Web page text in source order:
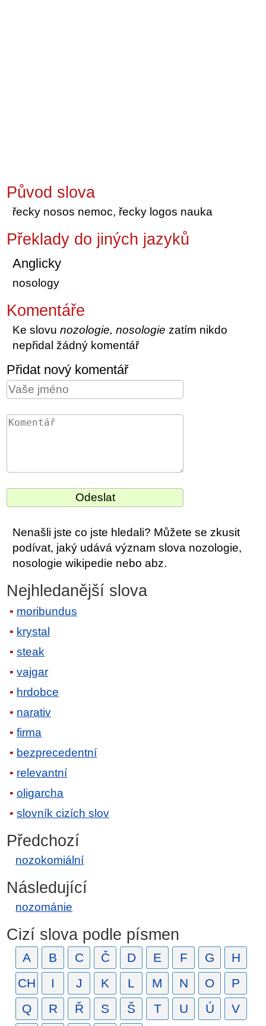
Původ slova
řecky nosos nemoc, řecky logos nauka
Překlady do jiných jazyků
Anglicky
nosology
Komentáře
Ke slovunozologie, nosologie zatím nikdo
nepřidal žádný komentář
Přidat nový komentář
Nenašli jste co jste hledali? Můžete se zkusit
podívat, jaký udává význam slova nozologie,
nosologie wikipedie nebo abz.
Nejhledanější slova
moribundus
krystal
steak
vajgar
hrdobce
narativ
firma
bezprecedentní
relevantní
oligarcha
slovník cizích slov
Předchozí
nozokomiální
Následující
nozománie
Cizí slova podle písmen
A B C Č D E F G
H
CH
I J K L M N O
P
Q
R Ř S Š T U Ú V